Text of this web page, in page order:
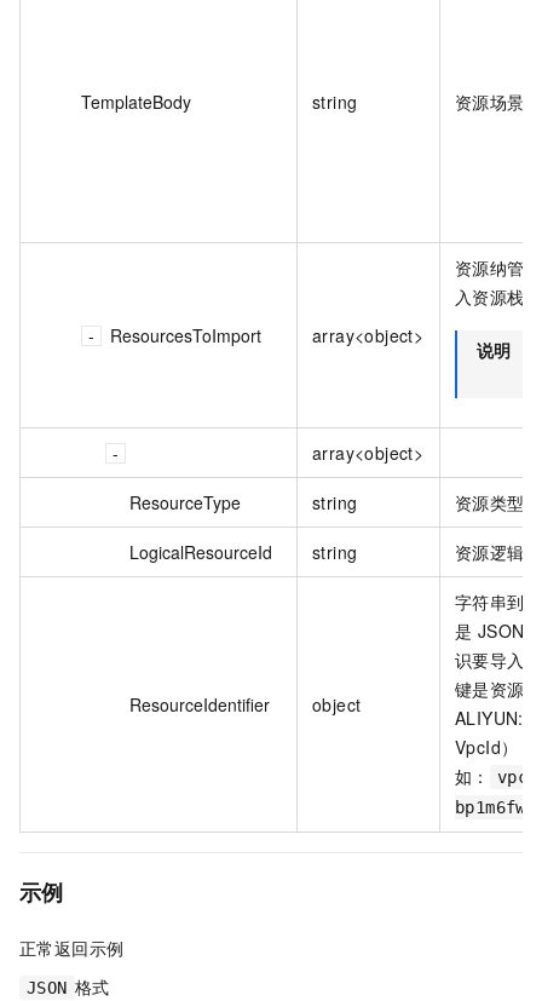
TemplateBody string 资源场景
ResourcesToImport array<object>
资源纳管
入资源栈
说明
array<object>
ResourceType string 资源类型。
LogicalResourceId string 资源逻辑
ResourceIdentifier object
字符串到
是 JSON
识要导入
键是资源
VpcId），
如：
vpc-
示例
正常返回示例
JSON 格式